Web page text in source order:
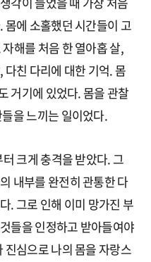
몸에 소홀했던 시간들이 고
해를 처음 한 열아홉 살,
친 다리에 대한 기억. 몸
거기에 있었다. 몸을 관찰
을 느끼는 일이었다.
크게 충격을 받았다. 그
내부를 완전히 관통한 다
. 그로 인해 이미 망가진 부
들을 인정하고 받아들여야
심으로 나의 몸을 자랑스